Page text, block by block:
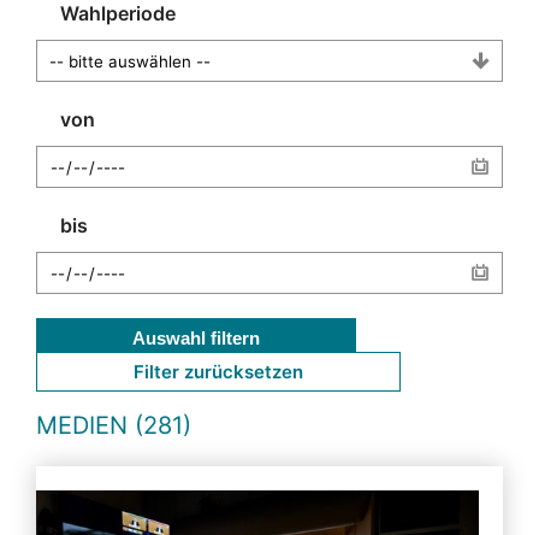
Wahlperiode
von
bis
Auswahl filtern
Filter zurücksetzen
MEDIEN (281)